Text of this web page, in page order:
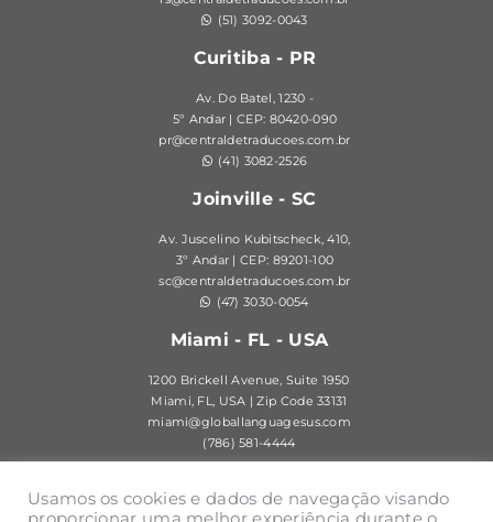
(51) 3092-0043
Curitiba - PR
Av. Do Batel, 1230 -
5º Andar | CEP: 80420-090
pr@centraldetraducoes.com.br
(41) 3082-2526
Joinville - SC
Av. Juscelino Kubitscheck, 410,
3º Andar | CEP: 89201-100
sc@centraldetraducoes.com.br
(47) 3030-0054
Miami - FL - USA
1200 Brickell Avenue, Suite 1950
Miami, FL, USA | Zip Code 33131
miami@globallanguagesus.com
(786) 581-4444
HOME QUEM SOMOS SERVIÇOS DE TRADUÇÃO
Usamos os cookies e dados de navegação visando